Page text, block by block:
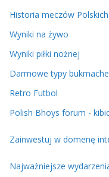
Historia meczów
Wyniki na żywo
Wyniki piłki nożnej
Darmowe typy
Retro Futbol
Polish Bhoys forum -
Zainwestuj w domenę
Najważniejsze